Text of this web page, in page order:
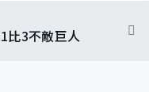
比3不敵巨人